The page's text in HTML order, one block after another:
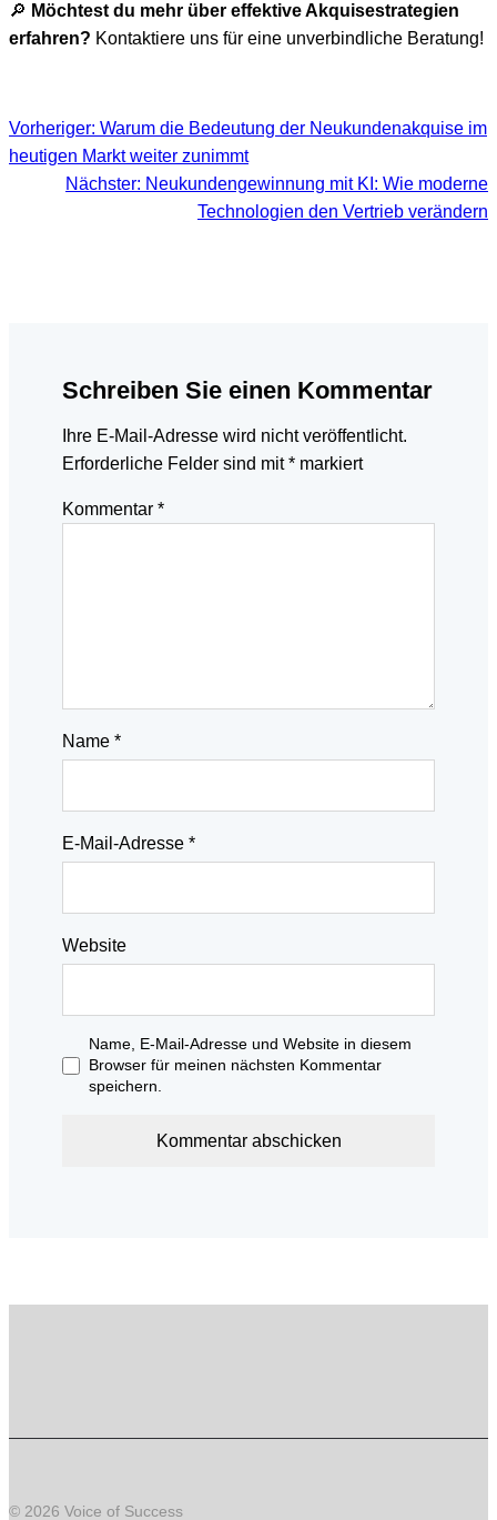
🔎 Möchtest du mehr über effektive Akquisestrategien
erfahren? Kontaktiere uns für eine unverbindliche Beratung!
Vorheriger: Warum die Bedeutung der Neukundenakquise im
heutigen Markt weiter zunimmt
Nächster: Neukundengewinnung mit KI: Wie moderne
Technologien den Vertrieb verändern
Schreiben Sie einen Kommentar
Ihre E-Mail-Adresse wird nicht veröffentlicht.
Erforderliche Felder sind mit* markiert
Kommentar *
Name *
E-Mail-Adresse *
Website
Name, E-Mail-Adresse und Website in diesem
Browser für meinen nächsten Kommentar
speichern.
© 2026 Voice of Success